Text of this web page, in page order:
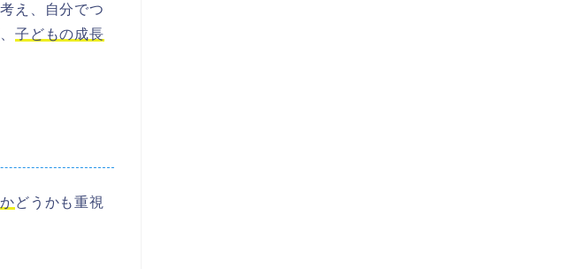
え、自分でつ
子どもの成長
どうかも重視